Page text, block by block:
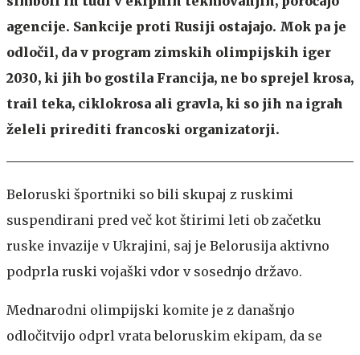
agencije. Sankcije proti Rusiji ostajajo. Mok pa je
odločil, da v program zimskih olimpijskih iger
2030, ki jih bo gostila Francija, ne bo sprejel krosa,
trail teka, ciklokrosa ali gravla, ki so jih na igrah
želeli prirediti francoski organizatorji.
Beloruski športniki so bili skupaj z ruskimi
suspendirani pred več kot štirimi leti ob začetku
ruske invazije v Ukrajini, saj je Belorusija aktivno
podprla ruski vojaški vdor v sosednjo državo.
Mednarodni olimpijski komite je z današnjo
odločitvijo odprl vrata beloruskim ekipam, da se